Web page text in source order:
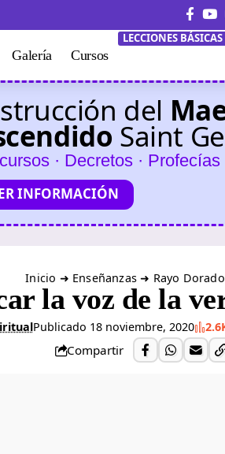
Galería Cursos
LECCIONES BÁSICAS
del
Saint
· Decretos · Profecías
INFORMACIÓN
Inicio ➜ Enseñanzas ➜ Rayo Dorado
la voz de la
Publicado 18 noviembre, 2020
Compartir